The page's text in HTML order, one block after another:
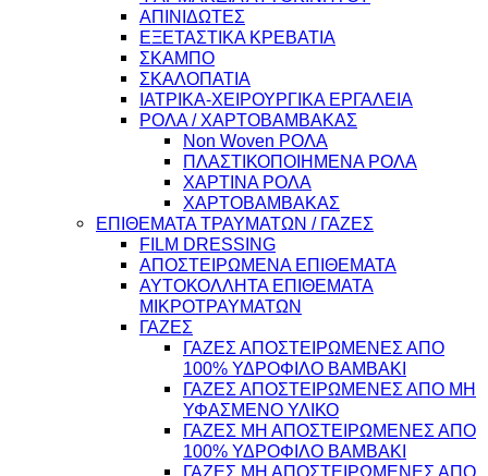
ΑΠΙΝΙΔΩΤΕΣ
ΕΞΕΤΑΣΤΙΚΑ ΚΡΕΒΑΤΙΑ
ΣΚΑΜΠΟ
ΣΚΑΛΟΠΑΤΙΑ
ΙΑΤΡΙΚΑ-ΧΕΙΡΟΥΡΓΙΚΑ ΕΡΓΑΛΕΙΑ
ΡΟΛΑ / ΧΑΡΤΟΒΑΜΒΑΚΑΣ
Non Woven ΡΟΛΑ
ΠΛΑΣΤΙΚΟΠΟΙΗΜΕΝΑ ΡΟΛΑ
ΧΑΡΤΙΝΑ ΡΟΛΑ
ΧΑΡΤΟΒΑΜΒΑΚΑΣ
ΕΠΙΘΕΜΑΤΑ ΤΡΑΥΜΑΤΩΝ / ΓΑΖΕΣ
FILM DRESSING
ΑΠΟΣΤΕΙΡΩΜΕΝΑ ΕΠΙΘΕΜΑΤΑ
ΑΥΤΟΚΟΛΛΗΤΑ ΕΠΙΘΕΜΑΤΑ
ΜΙΚΡΟΤΡΑΥΜΑΤΩΝ
ΓΑΖΕΣ
ΓΑΖΕΣ ΑΠΟΣΤΕΙΡΩΜΕΝΕΣ ΑΠΟ
100% ΥΔΡΟΦΙΛΟ ΒΑΜΒΑΚΙ
ΓΑΖΕΣ ΑΠΟΣΤΕΙΡΩΜΕΝΕΣ ΑΠΟ ΜΗ
ΥΦΑΣΜΕΝΟ ΥΛΙΚΟ
ΓΑΖΕΣ ΜΗ ΑΠΟΣΤΕΙΡΩΜΕΝΕΣ ΑΠΟ
100% ΥΔΡΟΦΙΛΟ ΒΑΜΒΑΚΙ
ΓΑΖΕΣ ΜΗ ΑΠΟΣΤΕΙΡΩΜΕΝΕΣ ΑΠΟ